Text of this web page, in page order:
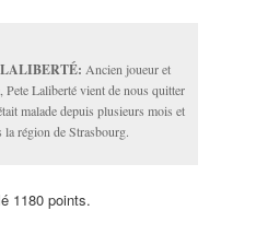
Ancien joueur et
Pete Laliberté vient de nous quitter
malade depuis plusieurs mois et
région de Strasbourg.
1180 points.